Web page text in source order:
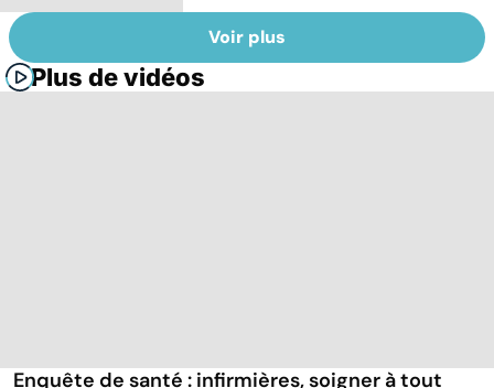
Voir plus
Plus de vidéos
Enquête de santé : infirmières, soigner à tout